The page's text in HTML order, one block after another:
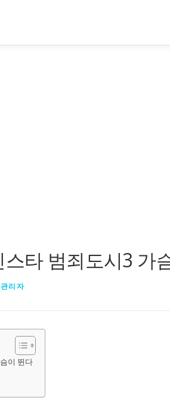
타 범죄도시3 가
관리자
이 뛴다